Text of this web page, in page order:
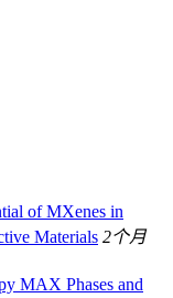
of MXenes in
Materials 2个月
MAX Phases and